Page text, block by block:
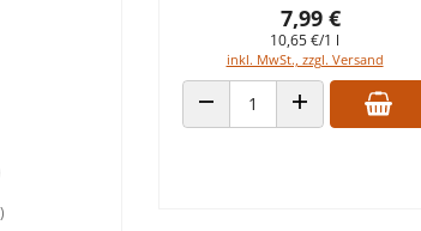
7,99 €
10,65 €/1 l
inkl. MwSt., zzgl. Versand
ANZAHL VERRINGERNANZAHL ERHÖHEN